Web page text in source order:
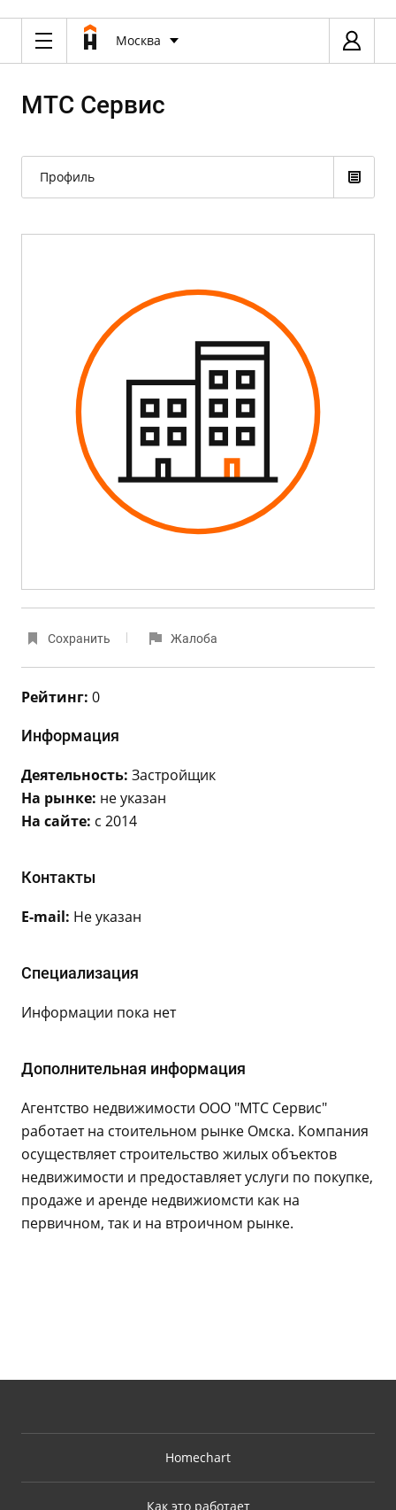
Москва
МТС Сервис
Профиль
Сохранить Жалоба
Рейтинг: 0
Информация
Деятельность: Застройщик
На рынке: не указан
На сайте: с 2014
Контакты
E-mail: Не указан
Специализация
Информации пока нет
Дополнительная информация
Агентство недвижимости ООО "МТС Сервис"
работает на стоительном рынке Омска. Компания
осуществляет строительство жилых объектов
недвижимости и предоставляет услуги по покупке,
продаже и аренде недвижиомсти как на
первичном, так и на втроичном рынке.
Homechart
Как это работает